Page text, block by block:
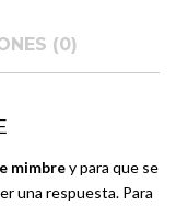
(0)
mimbrey para que se
una respuesta. Para